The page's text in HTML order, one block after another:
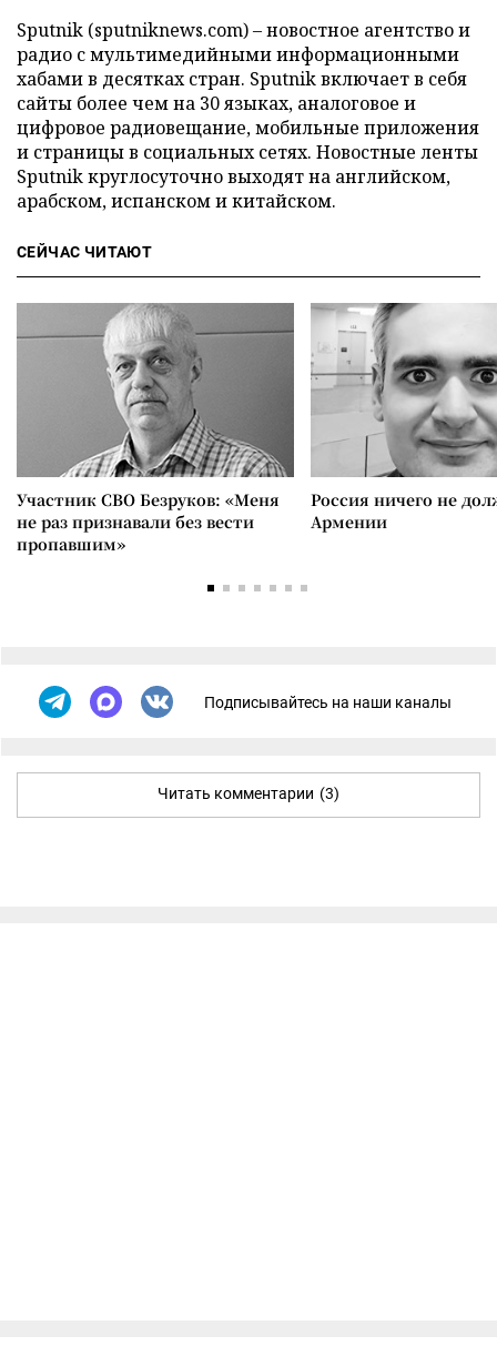
Sputnik (sputniknews.com) – новостное агентство и
радио с мультимедийными информационными
хабами в десятках стран. Sputnik включает в себя
сайты более чем на 30 языках, аналоговое и
цифровое радиовещание, мобильные приложения
и страницы в социальных сетях. Новостные ленты
Sputnik круглосуточно выходят на английском,
арабском, испанском и китайском.
СЕЙЧАС ЧИТАЮТ
Участник СВО Безруков: «Меня
не раз признавали без вести
пропавшим»
Россия ничего не
Армении
Подписывайтесь на наши каналы
Читать комментарии (3)